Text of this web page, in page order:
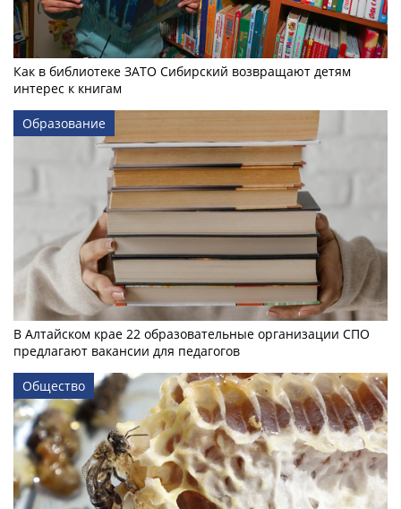
Как в библиотеке ЗАТО Сибирский возвращают детям
интерес к книгам
Образование
В Алтайском крае 22 образовательные организации СПО
предлагают вакансии для педагогов
Общество